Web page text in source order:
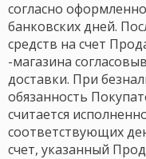
согласно
банковских дней.
средств на счет
-магазина
доставки. При
обязанность
считается
соответствующих
счет, указанный